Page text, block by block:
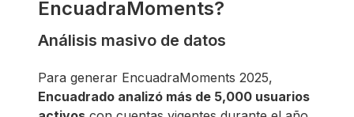
EncuadraMoments?
Análisis masivo de datos
Para generar EncuadraMoments 2025,
Encuadrado analizó más de 5,000 usuarios